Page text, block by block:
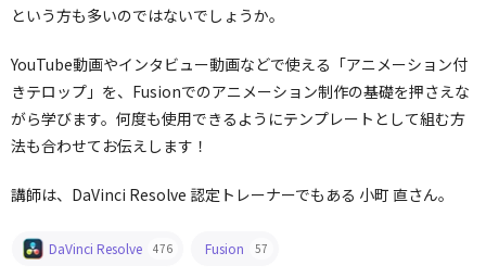
という方も多いのではないでしょうか。
YouTube動画やインタビュー動画などで使える「アニメーション付
きテロップ」を、Fusionでのアニメーション制作の基礎を押さえな
がら学びます。何度も使用できるようにテンプレートとして組む方
法も合わせてお伝えします！
講師は、DaVinci Resolve 認定トレーナーでもある 小町 直さん。
DaVinci Resolve 476 Fusion 57